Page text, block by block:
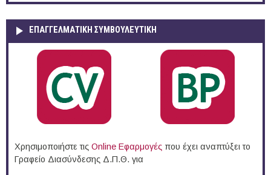
ΕΠΑΓΓΕΛΜΑΤΙΚΉ ΣΥΜΒΟΥΛΕΥΤΙΚΉ
Χρησιμοποιήστε τις Online Eφαρμογές που έχει αναπτύξει το
Γραφείο Διασύνδεσης Δ.Π.Θ. για